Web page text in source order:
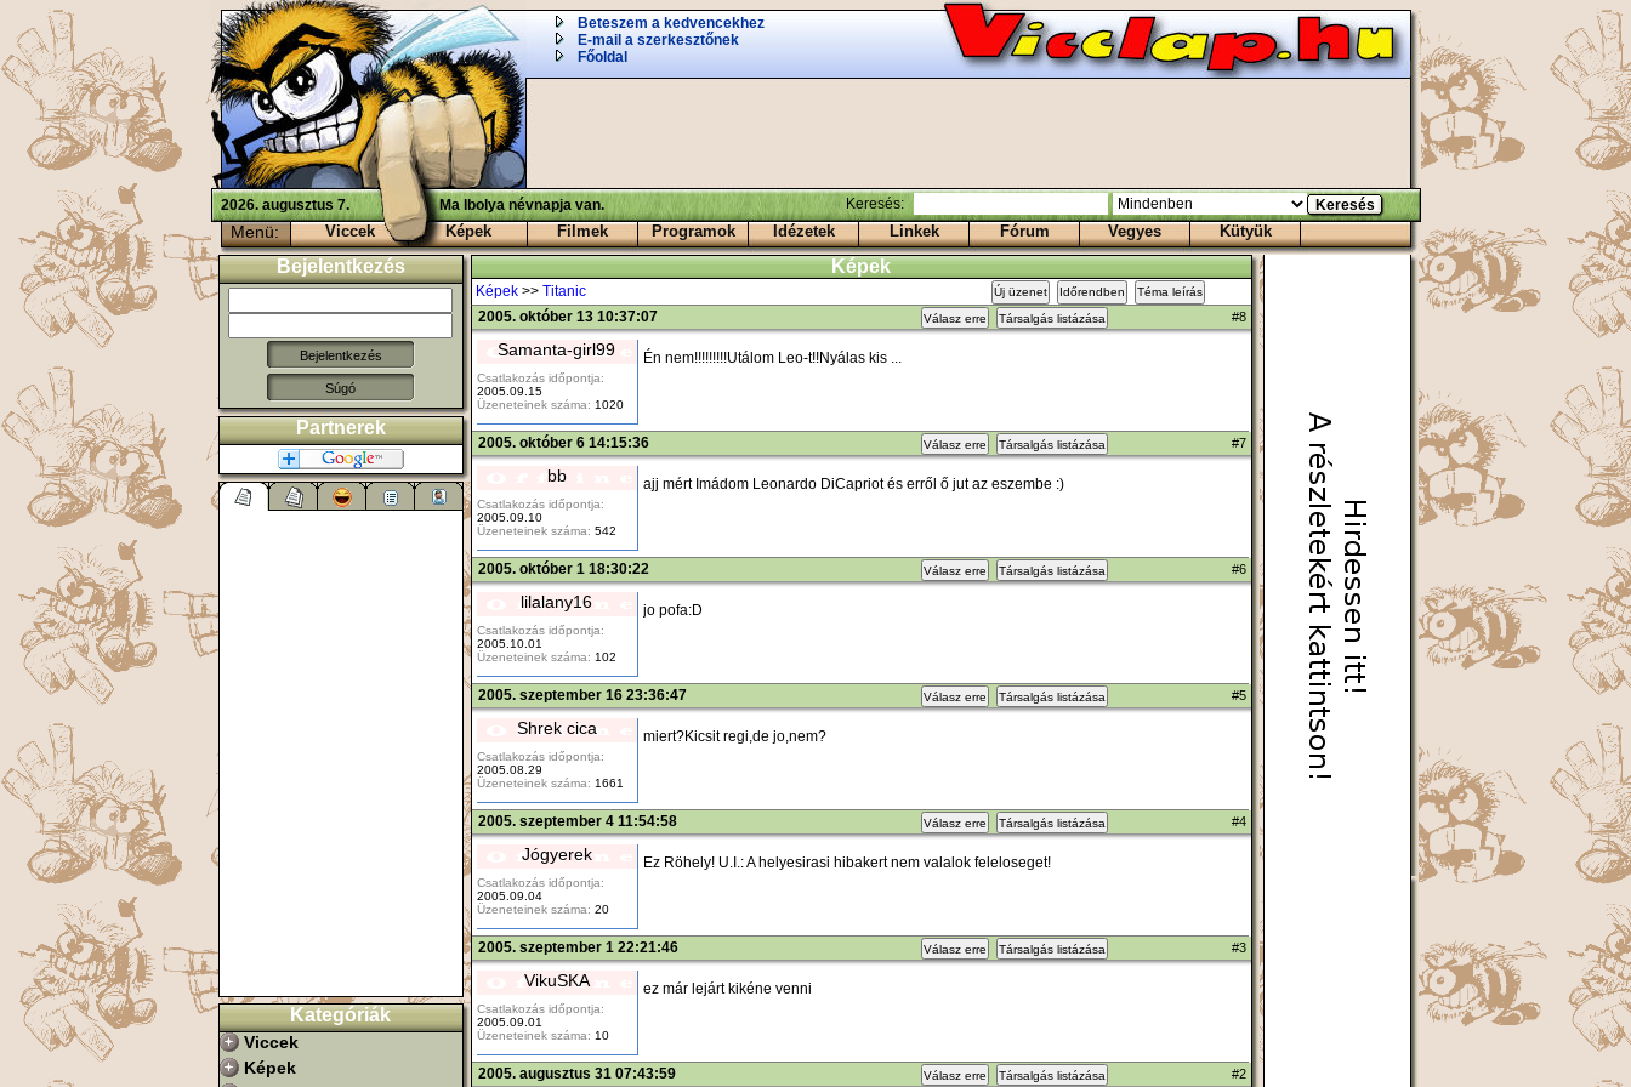
Beteszem a kedvencekhez
E-mail a szerkesztőnek
Főoldal
2026. augusztus 7. Ma Ibolya névnapja van. Keresés:
Menü: Viccek Képek Filmek Programok Idézetek Linkek Fórum Vegyes Kütyük
Bejelentkezés
Súgó
Partnerek
Kategóriák
Viccek
Képek
Képek
Képek>> Titanic Új üzenet Időrendben Téma leírás
2005. október 13 10:37:07 Válasz erre Társalgás listázása #8
Samanta-girl99
Csatlakozás időpontja:
2005.09.15
Üzeneteinek száma: 1020
Én nem!!!!!!!!!Utálom Leo-t!!Nyálas kis ...
2005. október 6 14:15:36 Válasz erre Társalgás listázása #7
bb
Csatlakozás időpontja:
2005.09.10
Üzeneteinek száma: 542
ajj mért Imádom Leonardo DiCapriot és erről ő jut az eszembe :)
2005. október 1 18:30:22 Válasz erre Társalgás listázása #6
lilalany16
Csatlakozás időpontja:
2005.10.01
Üzeneteinek száma: 102
jo pofa:D
2005. szeptember 16 23:36:47 Válasz erre Társalgás listázása #5
Shrek cica
Csatlakozás időpontja:
2005.08.29
Üzeneteinek száma: 1661
miert?Kicsit regi,de jo,nem?
2005. szeptember 4 11:54:58 Válasz erre Társalgás listázása #4
Jógyerek
Csatlakozás időpontja:
2005.09.04
Üzeneteinek száma: 20
Ez Röhely! U.I.: A helyesirasi hibakert nem valalok feleloseget!
2005. szeptember 1 22:21:46 Válasz erre Társalgás listázása #3
VikuSKA
Csatlakozás időpontja:
2005.09.01
Üzeneteinek száma: 10
ez már lejárt kikéne venni
2005. augusztus 31 07:43:59 Válasz erre Társalgás listázása #2